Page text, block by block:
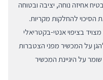
אחיזה נוחה, יציבה ובטוחה
הסיכוי להחלקות מקריות.
בציפוי אנטי-בקטריאלי
על המכשיר מפני הצטברות
שומר על היגיינת המכשיר